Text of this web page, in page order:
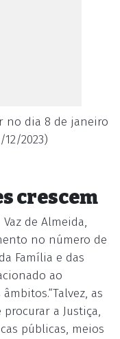
no dia 8 de janeiro
2023)
crescem
de Almeida,
no número de
Família e das
ao
as
a Justiça,
públicas, meios